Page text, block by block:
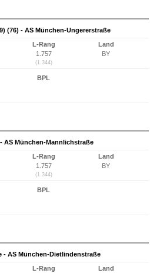
(76) - AS München-Ungererstraße
L-Rang
1.757
(1.344)
Land
BY
BPL
AS München-Mannlichstraße
L-Rang
1.757
(1.344)
Land
BY
BPL
- AS München-Dietlindenstraße
L-Rang
Land